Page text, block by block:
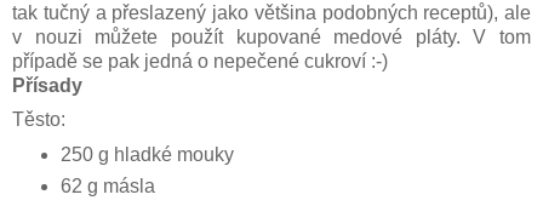
tak tučný a přeslazený jako většina podobných receptů), ale
v nouzi můžete použít kupované medové pláty. V tom
případě se pak jedná o nepečené cukroví :-)
Přísady
Těsto:
250 g hladké mouky
62 g másla